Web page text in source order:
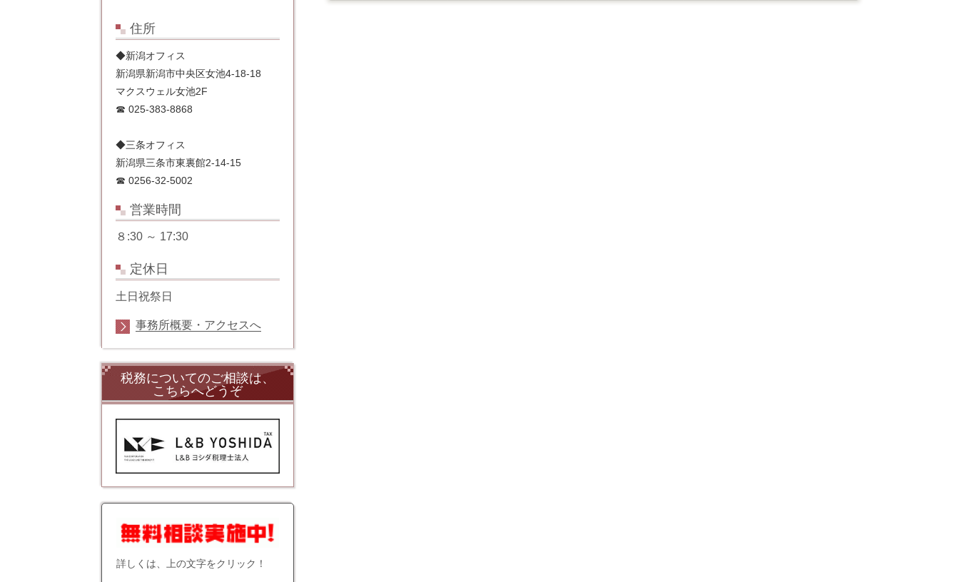
住所
◆新潟オフィス
新潟県新潟市中央区女池4-18-18
マクスウェル女池2F
☎ 025-383-8868
◆三条オフィス
新潟県三条市東裏館2-14-15
☎ 0256-32-5002
営業時間
８:30 ～ 17:30
定休日
土日祝祭日
事務所概要・アクセスへ
税務についてのご相談は、
こちらへどうぞ
詳しくは、上の文字をクリック！